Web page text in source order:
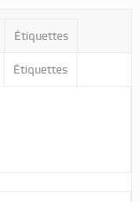
Étiquettes
Étiquettes